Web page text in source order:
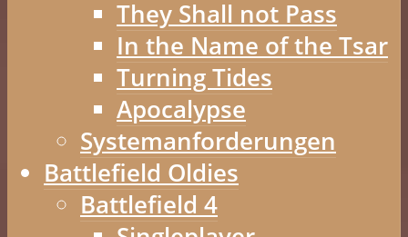
They Shall not Pass
In the Name of the Tsar
Turning Tides
Apocalypse
Systemanforderungen
Battlefield Oldies
Battlefield 4